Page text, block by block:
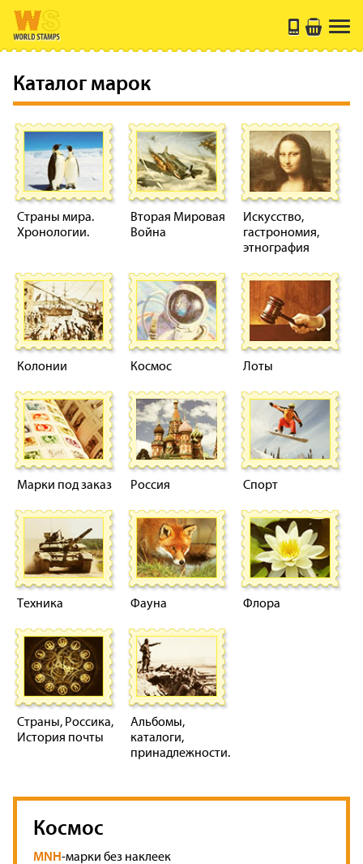
Каталог марок
Страны мира.
Хронологии.
Вторая Мировая
Война
Искусство,
гастрономия,
этнография
Колонии Космос Лоты
Марки под заказ Россия Спорт
Техника Фауна Флора
Страны, Россика,
История почты
Альбомы,
каталоги,
принадлежности.
Космос
MNH-марки без наклеек